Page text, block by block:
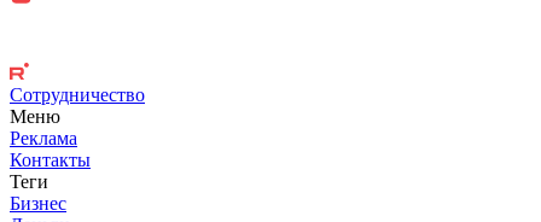
Сотрудничество
Меню
Реклама
Контакты
Теги
Бизнес